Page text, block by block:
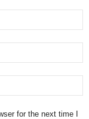
for the next time I